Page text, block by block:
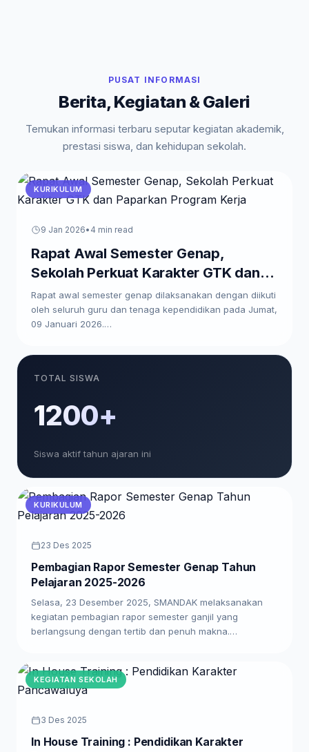
PUSAT INFORMASI
Berita, Kegiatan & Galeri
Temukan informasi terbaru seputar kegiatan akademik,
prestasi siswa, dan kehidupan sekolah.
KURIKULUM
9 Jan 2026• 4 min read
Rapat Awal Semester Genap,
Sekolah Perkuat Karakter GTK dan
Paparkan Program Kerja
Rapat awal semester genap dilaksanakan dengan diikuti
oleh seluruh guru dan tenaga kependidikan pada Jumat,
09 Januari 2026.…
TOTAL SISWA
1200+
Siswa aktif tahun ajaran ini
KURIKULUM
23 Des 2025
Pembagian Rapor Semester Genap Tahun
Pelajaran 2025-2026
Selasa, 23 Desember 2025, SMANDAK melaksanakan
kegiatan pembagian rapor semester ganjil yang
berlangsung dengan tertib dan penuh makna.…
KEGIATAN SEKOLAH
3 Des 2025
In House Training : Pendidikan Karakter